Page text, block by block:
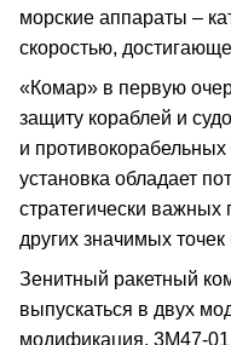
морские аппараты –
скоростью,
«Комар» в первую
защиту кораблей и
и
установка обладает
стратегически
других значимых
Зенитный ракетный
выпускаться в двух
модификация, 3М47-